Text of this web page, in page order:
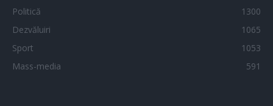
Politică
1300
Dezvăluiri
1065
Sport
1053
Mass-media
591